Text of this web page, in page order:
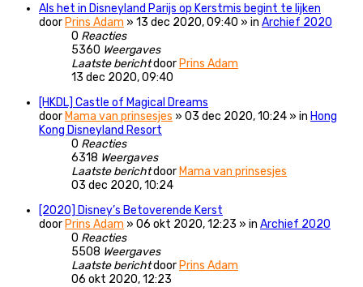
Als het in Disneyland Parijs op Kerstmis begint te lijken
door Prins Adam » 13 dec 2020, 09:40 » in Archief 2020
0 Reacties
5360 Weergaves
Laatste berichtdoor Prins Adam
13 dec 2020, 09:40
[HKDL] Castle of Magical Dreams
door Mama van prinsesjes » 03 dec 2020, 10:24 » in Hong
Kong Disneyland Resort
0 Reacties
6318 Weergaves
Laatste berichtdoor Mama van prinsesjes
03 dec 2020, 10:24
[2020] Disney’s Betoverende Kerst
door Prins Adam » 06 okt 2020, 12:23 » in Archief 2020
0 Reacties
5508 Weergaves
Laatste berichtdoor Prins Adam
06 okt 2020, 12:23